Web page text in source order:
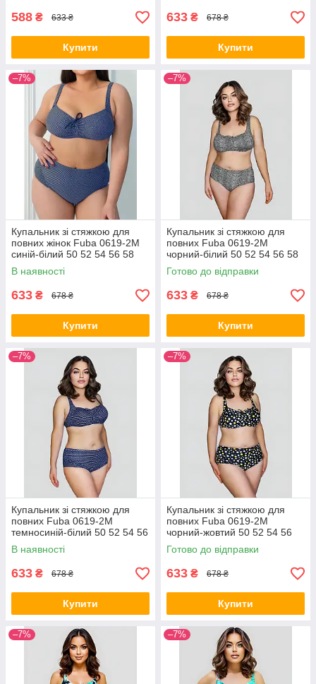
588 ₴ 633 ₴
Купити
633 ₴ 678 ₴
Купити
–7%
Купальник зі стяжкою для
повних жінок Fuba 0619-2M
синій-білий 50 52 54 56 58
розмір
В наявності
633 ₴ 678 ₴
Купити
–7%
Купальник зі стяжкою для
повних Fuba 0619-2M
чорний-білий 50 52 54 56 58
розмір
Готово до відправки
633 ₴ 678 ₴
Купити
–7%
Купальник зі стяжкою для
повних Fuba 0619-2M
темносиній-білий 50 52 54 56
58 розмір
В наявності
633 ₴ 678 ₴
Купити
–7%
Купальник зі стяжкою для
повних Fuba 0619-2M
чорний-жовтий 50 52 54 56
58 розмір
Готово до відправки
633 ₴ 678 ₴
Купити
–7% –7%